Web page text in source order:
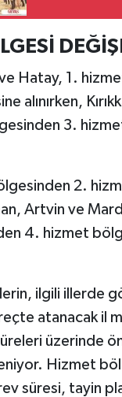
Hatay, 1.
alınırken,
3.
2.
Artvin ve
4. hizmet
ilgili illerde
atanacak il
üzerinde
Hizmet
süresi, tayin